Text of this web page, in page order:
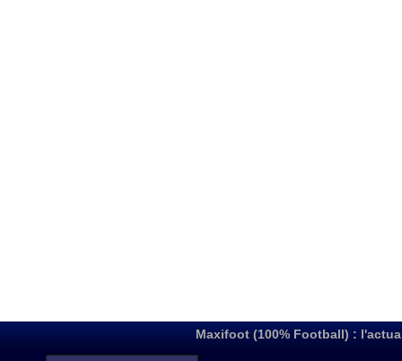
Maxifoot (100% Football) :